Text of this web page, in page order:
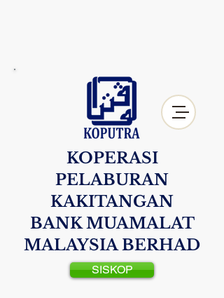
KOPERASI
PELABURAN
KAKITANGAN
BANK MUAMALAT
MALAYSIA BERHAD
SISKOP